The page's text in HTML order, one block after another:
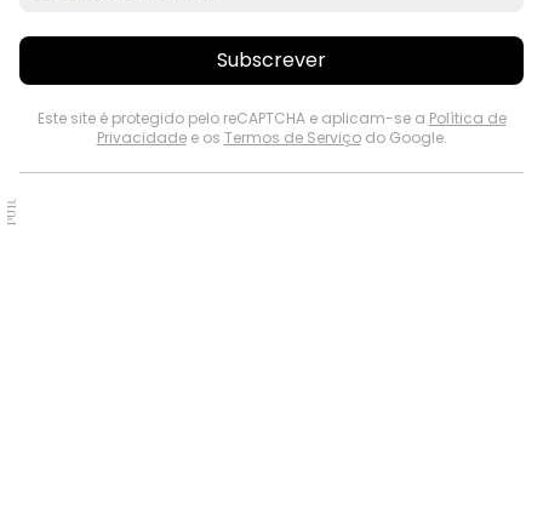
Subscrever
Este site é protegido pelo reCAPTCHA e aplicam-se a Política de
Privacidadee os Termos de Serviçodo Google.
PUB.